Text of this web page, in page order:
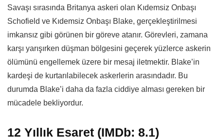
Savaşı sırasında Britanya askeri olan Kıdemsiz Onbaşı
Schofield ve Kıdemsiz Onbaşı Blake, gerçekleştirilmesi
imkansız gibi görünen bir göreve atanır. Görevleri, zamana
karşı yarışırken düşman bölgesini geçerek yüzlerce askerin
ölümünü engellemek üzere bir mesaj iletmektir. Blake’in
kardeşi de kurtarılabilecek askerlerin arasındadır. Bu
durumda Blake’i daha da fazla ciddiye alması gereken bir
mücadele bekliyordur.
12 Yıllık Esaret (IMDb: 8.1)